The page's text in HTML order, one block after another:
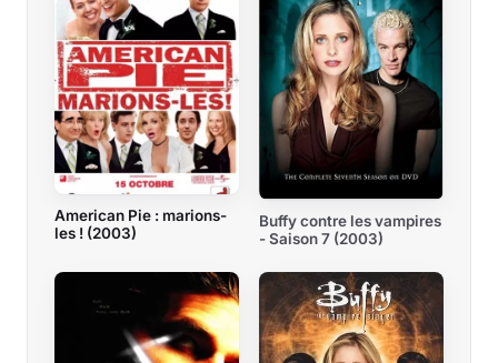
American Pie : marions-
les ! (2003)
Buffy contre les vampires
- Saison 7 (2003)